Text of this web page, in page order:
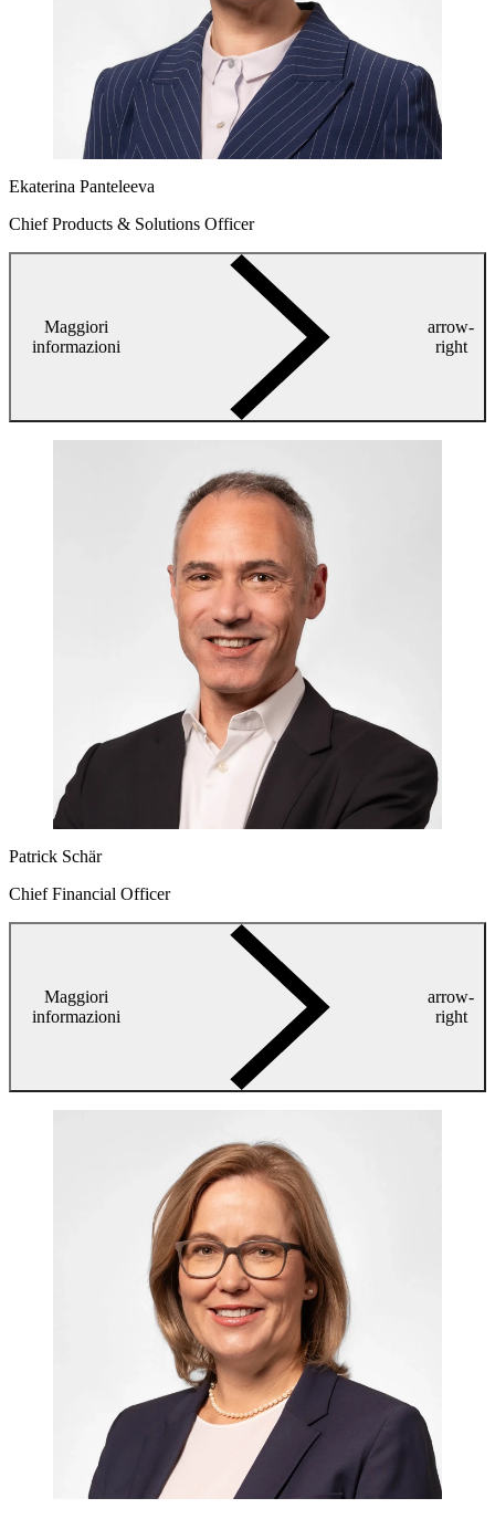
Ekaterina Panteleeva
Chief Products & Solutions Officer
Maggiori
informazioni
arrow-
right
Patrick Schär
Chief Financial Officer
Maggiori
informazioni
arrow-
right